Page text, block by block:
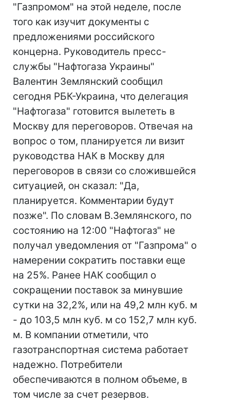
"Газпромом" на этой неделе, после
того как изучит документы с
предложениями российского
концерна. Руководитель пресс-
службы "Нафтогаза Украины"
Валентин Землянский сообщил
сегодня РБК-Украина, что делегация
"Нафтогаза" готовится вылететь в
Москву для переговоров. Отвечая на
вопрос о том, планируется ли визит
руководства НАК в Москву для
переговоров в связи со сложившейся
ситуацией, он сказал: "Да,
планируется. Комментарии будут
позже". По словам В.Землянского, по
состоянию на 12:00 "Нафтогаз" не
получал уведомления от "Газпрома" о
намерении сократить поставки еще
на 25%. Ранее НАК сообщил о
сокращении поставок за минувшие
сутки на 32,2%, или на 49,2 млн куб. м
- до 103,5 млн куб. м со 152,7 млн куб.
м. В компании отметили, что
газотранспортная система работает
надежно. Потребители
обеспечиваются в полном объеме, в
том числе за счет резервов.